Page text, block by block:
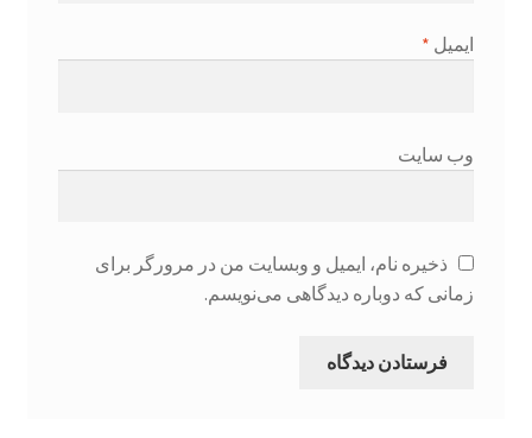
ایمیل *
وب‌ سایت
ذخیره نام، ایمیل و وبسایت من در مرورگر برای
زمانی که دوباره دیدگاهی می‌نویسم.